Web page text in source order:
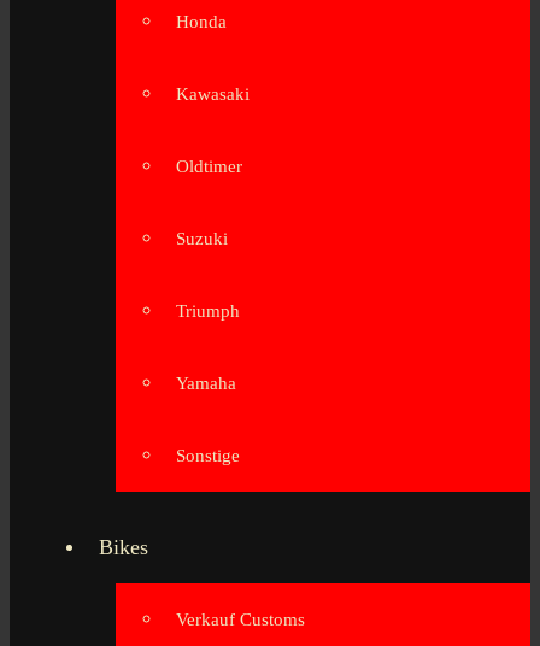
Honda
Kawasaki
Oldtimer
Suzuki
Triumph
Yamaha
Sonstige
Bikes
Verkauf Customs